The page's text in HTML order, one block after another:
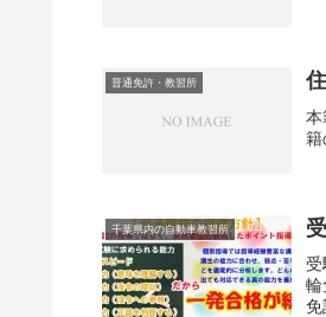
普通免許・教習所
籍
千葉県内の自動車教習所
受
輪
免